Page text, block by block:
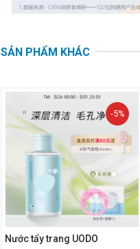
SẢN PHẨM KHÁC
-5%
Nước tẩy trang UODO